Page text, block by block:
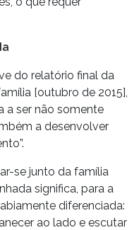
do relatório final da
[outubro de 2015],
a ser não somente
a desenvolver
se junto da família
significa, para a
diferenciada:
ao lado e escutar